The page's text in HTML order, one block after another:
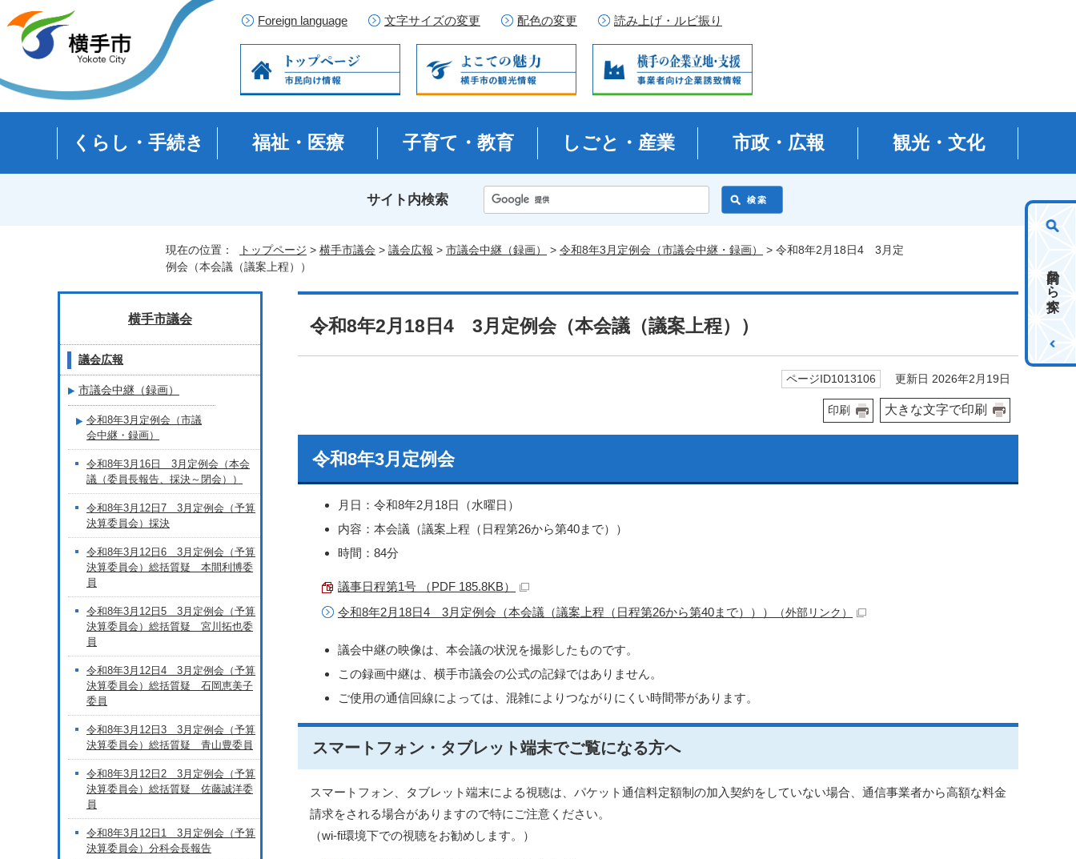
Foreign language 文字サイズの変更 配色の変更 読み上げ・ルビ振り
くらし・手続き 福祉・医療 子育て・教育 しごと・産業 市政・広報 観光・文化
サイト内検索
目的から探す
現在の位置： トップページ > 横手市議会 > 議会広報 > 市議会中継（録画） > 令和8年3月定例会（市議会中継・録画）
> 令和8年2月18日4 3月定
例会（本会議（議案上程））
令和8年2月18日4 3月定例会（本会議（議案上程））
ページID1013106 更新日 2026年2月19日
印刷 大きな文字で印刷
令和8年3月定例会
月日：令和8年2月18日（水曜日）
内容：本会議（議案上程（日程第26から第40まで））
時間：84分
議事日程第1号 （PDF 185.8KB）
令和8年2月18日4 3月定例会（本会議（議案上程（日程第26から第40まで）））
（外部リンク）
議会中継の映像は、本会議の状況を撮影したものです。
この録画中継は、横手市議会の公式の記録ではありません。
ご使用の通信回線によっては、混雑によりつながりにくい時間帯があります。
スマートフォン・タブレット端末でご覧になる方へ
スマートフォン、タブレット端末による視聴は、パケット通信料定額制の加入契約をしていない場合、通信事業者から高額な料金
請求をされる場合がありますので特にご注意ください。
（wi-fi環境下での視聴をお勧めします。）
横手市議会
議会広報
市議会中継（録画）
令和8年3月定例会（市議
会中継・録画）
令和8年3月16日 3月定例会（本会
議（委員長報告、採決～閉会））
令和8年3月12日7 3月定例会（予算
決算委員会）採決
令和8年3月12日6 3月定例会（予算
決算委員会）総括質疑 本間利博委
員
令和8年3月12日5 3月定例会（予算
決算委員会）総括質疑 宮川拓也委
員
令和8年3月12日4 3月定例会（予算
決算委員会）総括質疑 石岡恵美子
委員
令和8年3月12日3 3月定例会（予算
決算委員会）総括質疑 青山豊委員
令和8年3月12日2 3月定例会（予算
決算委員会）総括質疑 佐藤誠洋委
員
令和8年3月12日1 3月定例会（予算
決算委員会）分科会長報告